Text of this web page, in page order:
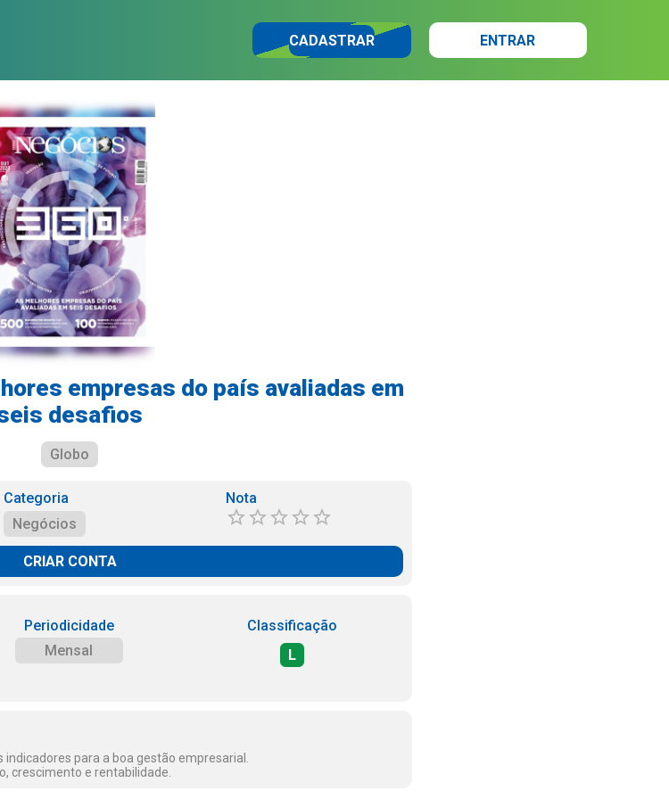
CADASTRAR ENTRAR
empresas do país avaliadas em
desafios
Globo
Categoria
Negócios
Nota
CRIAR CONTA
Periodicidade
Mensal
Classificação
L
para a boa gestão empresarial.
crescimento e rentabilidade.